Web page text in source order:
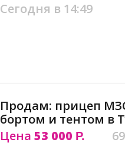
Сегодня в 14:49
Продам: прицеп
бортом и тентом в
Цена 53 000 Р.